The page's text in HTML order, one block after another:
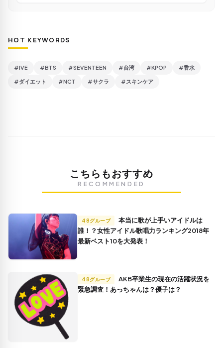
HOT KEYWORDS
#IVE #BTS #SEVENTEEN #台湾 #KPOP #香水
#ダイエット #NCT #サクラ #スキンケア
こちらもおすすめ
RECOMMENDED
48グループ
誰！？女性アイドル歌唱力ランキング2018年
最新ベスト10を大発表！
48グループ
緊急調査！あっちゃんは？優子は？